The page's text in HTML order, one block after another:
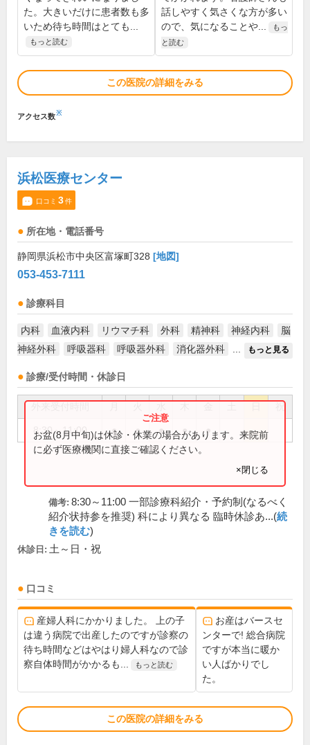
た。大きいだけに患者数も多
いため待ち時間はとても...
もっと読む
話しやすく気さくな方が多い
ので、気になることや...
もっ
と読む
この医院の詳細をみる
アクセス数※
浜松医療センター
口コミ 3件
所在地・電話番号
静岡県浜松市中央区富塚町328 [地図]
053-453-7111
診療科目
内科 血液内科 リウマチ科 外科 精神科 神経内科
脳
神経外科
呼吸器科 呼吸器外科 消化器外科 もっと見る
診療/受付時間・休診日
祝
8:30～11:00 ● ● ● ● ●
お盆(8月中旬)は休診・休業の場合があります。来院前
に必ず医療機関に直接ご確認ください。
×閉じる
備考: 8:30～11:00 一部診療科紹介・予約制(なるべく
紹介状持参を推奨) 科により異なる 臨時休診あ...(続
きを読む)
休診日: 土～日・祝
口コミ
産婦人科にかかりました。 上の子
は違う病院で出産したのですが診察の
待ち時間などはやはり婦人科なので診
察自体時間がかかるも...
もっと読む
お産はバースセ
ンターで! 総合病院
ですが本当に暖か
い人ばかりでし
た。
この医院の詳細をみる